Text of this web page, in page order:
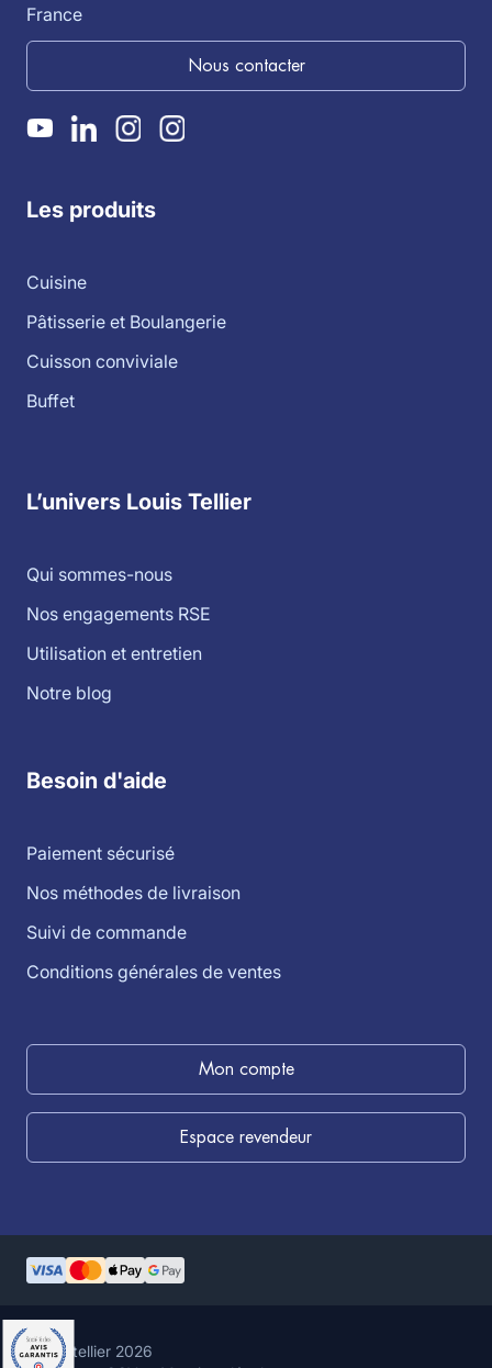
France
Nous contacter
Les produits
Cuisine
Pâtisserie et Boulangerie
Cuisson conviviale
Buffet
L’univers Louis Tellier
Qui sommes-nous
Nos engagements RSE
Utilisation et entretien
Notre blog
Besoin d'aide
Paiement sécurisé
Nos méthodes de livraison
Suivi de commande
Conditions générales de ventes
Mon compte
Espace revendeur
©louistellier 2026